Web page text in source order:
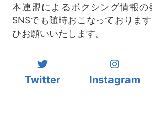
本連盟によるボクシング情報
SNSでも随時おこなっておりま
ひお願いいたします。
Twitter Instagram